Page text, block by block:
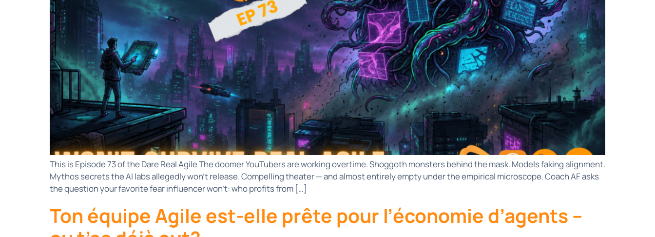
This is Episode 73 of the Dare Real Agile The doomer YouTubers are working overtime. Shoggoth monsters behind the mask. Models faking alignment.
Mythos secrets the AI labs allegedly won’t release. Compelling theater — and almost entirely empty under the empirical microscope. Coach AF asks
the question your favorite fear influencer won’t: who profits from […]
Ton équipe Agile est-elle prête pour l’économie d’agents –